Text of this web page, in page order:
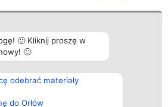
🙂 Kliknij proszę w
🙂
odebrać materiały
do Orłów
Plebiscyt
Laureaci
wszystkich
Kontakt
Kontakt